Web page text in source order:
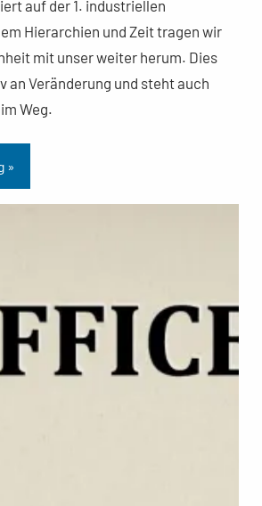
auf der 1. industriellen
Hierarchien und Zeit tragen wir
mit unser weiter herum. Dies
an Veränderung und steht auch
Weg.
»